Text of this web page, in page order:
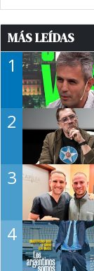
MÁS LEÍDAS
1
2
3
4